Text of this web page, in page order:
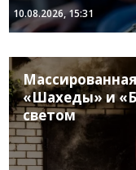
10.08.2026, 15:31
«Шахеды» и
светом